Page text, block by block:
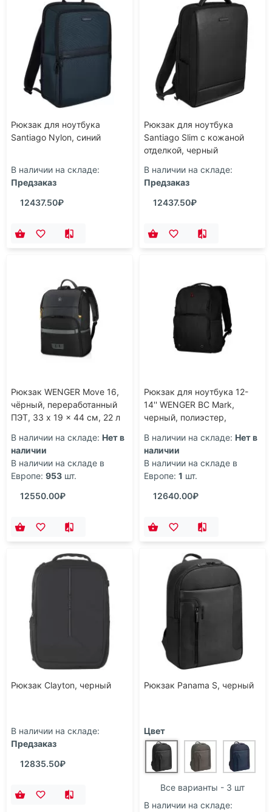
Рюкзак для ноутбука
Santiago Nylon, синий
В наличии на складе:
Предзаказ
12437.50₽
Рюкзак для ноутбука
Santiago Slim с кожаной
отделкой, черный
В наличии на складе:
Предзаказ
12437.50₽
Рюкзак WENGER Move 16,
чёрный, переработанный
ПЭТ, 33 x 19 x 44 см, 22 л
В наличии на складе: Нет в
наличии
В наличии на складе в
Европе: 953 шт.
12550.00₽
Рюкзак для ноутбука 12-
14'' WENGER BC Mark,
черный, полиэстер,
В наличии на складе: Нет в
наличии
В наличии на складе в
Европе: 1 шт.
12640.00₽
Рюкзак Clayton, черный
В наличии на складе:
Предзаказ
12835.50₽
Рюкзак Panama S, черный
Цвет
Все варианты - 3 шт
В наличии на складе: